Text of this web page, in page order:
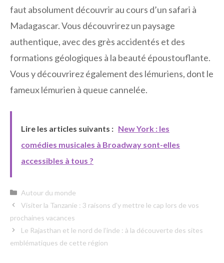
faut absolument découvrir au cours d’un safari à
Madagascar. Vous découvrirez un paysage
authentique, avec des grès accidentés et des
formations géologiques à la beauté époustouflante.
Vous y découvrirez également des lémuriens, dont le
fameux lémurien à queue cannelée.
Lire les articles suivants : New York : les
comédies musicales à Broadway sont-elles
accessibles à tous ?
Catégories
Autour du monde
Visiter la Tanzanie : 3 raisons d’y mettre le cap lors de vos
prochaines vacances
Le Rajasthan et le nord de l’inde : à la découverte des sites
emblématiques de cette région